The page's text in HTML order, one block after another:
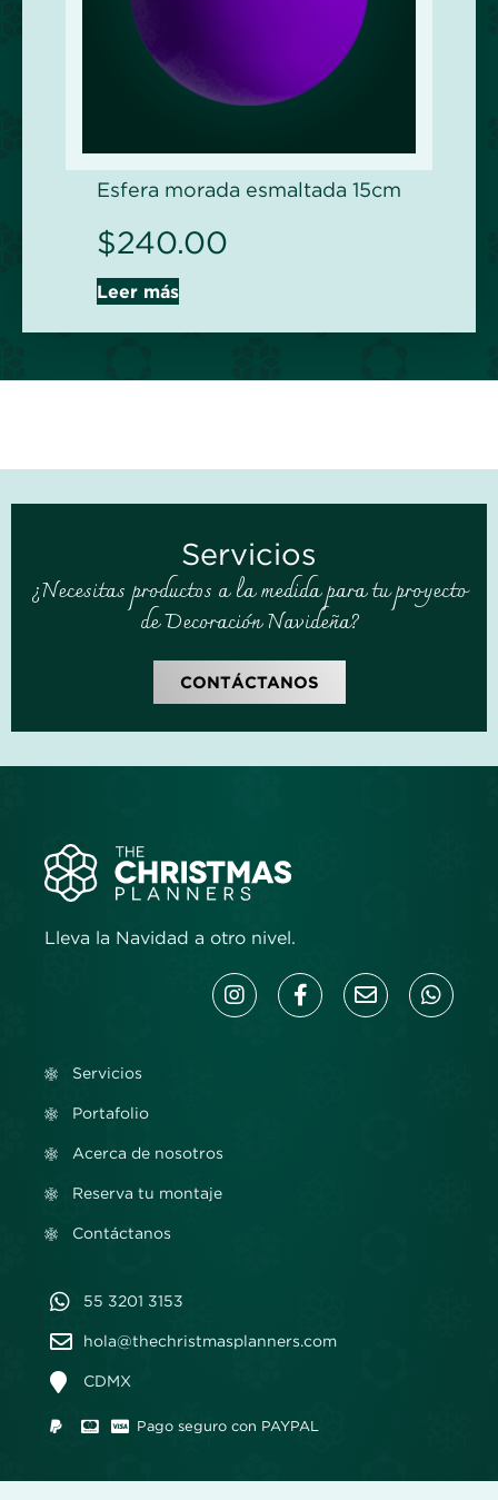
Esfera morada esmaltada 15cm
$240.00
Leer más
Servicios
¿Necesitas productos a la medida para tu proyecto
de Decoración Navideña?
CONTÁCTANOS
Lleva la Navidad a otro nivel.
Servicios
Portafolio
Acerca de nosotros
Reserva tu montaje
Contáctanos
55 3201 3153
hola@thechristmasplanners.com
CDMX
Pago seguro con PAYPAL